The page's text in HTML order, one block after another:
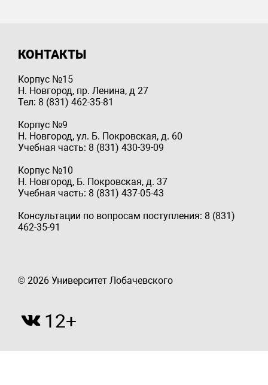
КОНТАКТЫ
Корпус №15
Н. Новгород, пр. Ленина, д 27
Тел: 8 (831) 462-35-81
Корпус №9
Н. Новгород, ул. Б. Покровская, д. 60
Учебная часть: 8 (831) 430-39-09
Корпус №10
Н. Новгород, Б. Покровская, д. 37
Учебная часть: 8 (831) 437-05-43
Консультации по вопросам поступления: 8 (831)
462-35-91
© 2026 Университет Лобачевского
12+